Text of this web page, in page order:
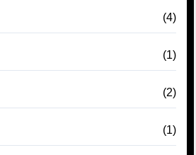
(4)
(1)
(2)
(1)